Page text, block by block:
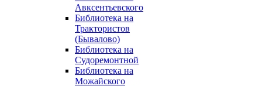
Авксентьевского
Библиотека на
Трактористов
(Бывалово)
Библиотека на
Судоремонтной
Библиотека на
Можайского